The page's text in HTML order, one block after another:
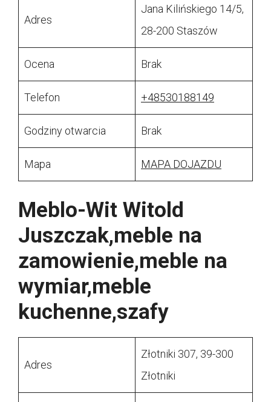
Adres
Jana Kilińskiego 14/5,
28-200 Staszów
Ocena Brak
Telefon +48530188149
Godziny otwarcia Brak
Mapa MAPA DOJAZDU
Meblo-Wit Witold
Juszczak,meble na
zamowienie,meble na
wymiar,meble
kuchenne,szafy
Adres
Złotniki 307, 39-300
Złotniki